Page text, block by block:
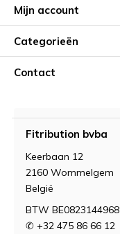
Mijn account
Categorieën
Contact
Fitribution bvba
Keerbaan 12
2160 Wommelgem
België
BTW BE0823144968
✆ +32 475 86 66 12